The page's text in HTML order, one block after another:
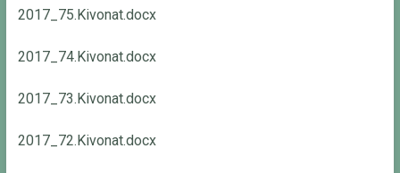
2017_75.Kivonat.docx
2017_74.Kivonat.docx
2017_73.Kivonat.docx
2017_72.Kivonat.docx